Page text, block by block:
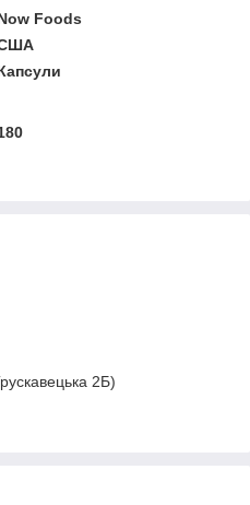
Foods
2Б)